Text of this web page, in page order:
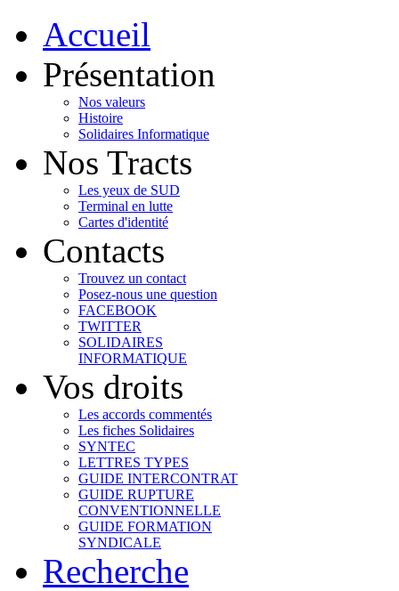
Accueil
Présentation
Nos valeurs
Histoire
Solidaires Informatique
Nos Tracts
Les yeux de SUD
Terminal en lutte
Cartes d'identité
Contacts
Trouvez un contact
Posez-nous une question
FACEBOOK
TWITTER
SOLIDAIRES
INFORMATIQUE
Vos droits
Les accords commentés
Les fiches Solidaires
SYNTEC
LETTRES TYPES
GUIDE INTERCONTRAT
GUIDE RUPTURE
CONVENTIONNELLE
GUIDE FORMATION
SYNDICALE
Recherche